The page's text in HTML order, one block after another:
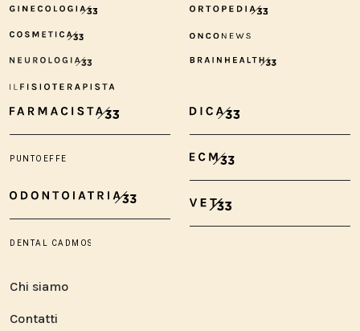
Chi siamo
Contatti